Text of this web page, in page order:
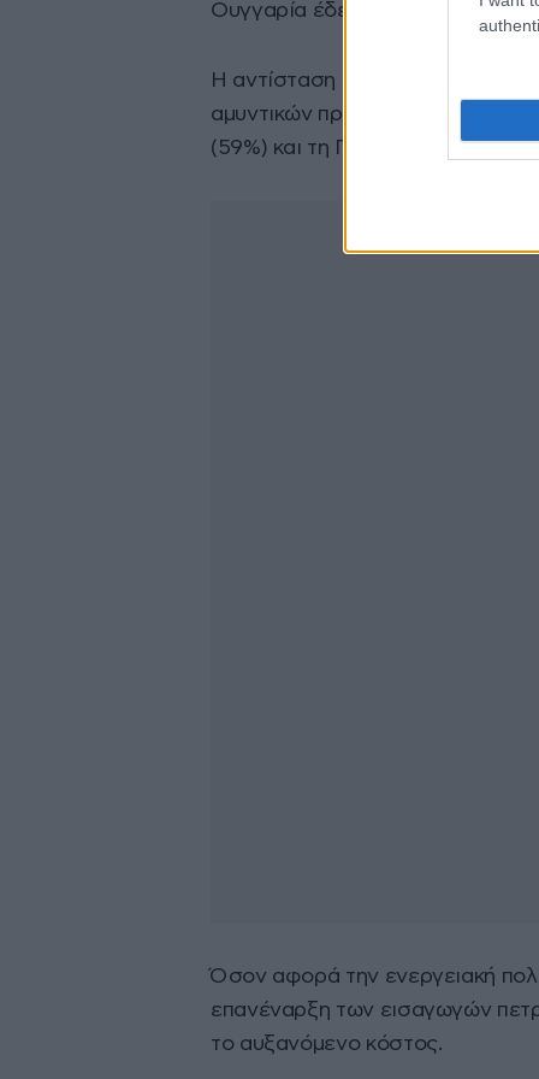
Ουγγαρία έδειξαν σημαντική
Η αντίσταση στη μείωση των
αμυντικών προϋπολογισμών
(59%) και τη Γερμανία (56%).
Όσον αφορά την ενεργειακή
επανέναρξη των εισαγωγών
το αυξανόμενο κόστος.